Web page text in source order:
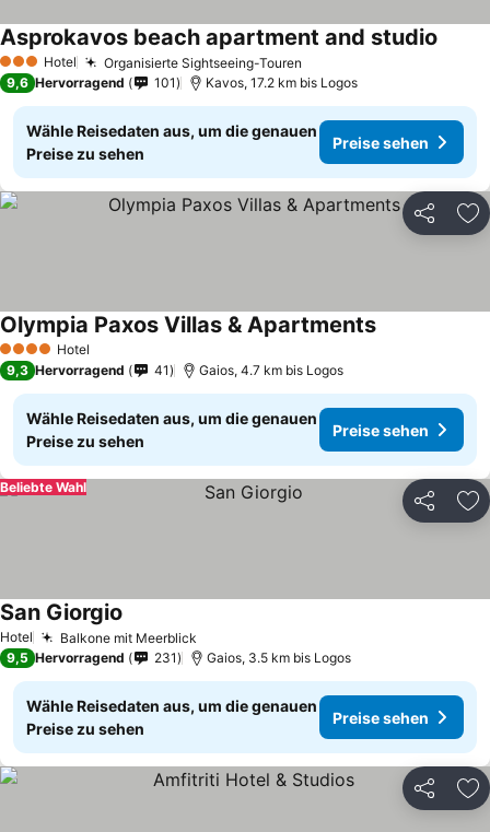
3 SterneHotel Organisierte Sightseeing-Touren
Asprokavos beach apartment and studio
9,6 Hervorragend 101 Kavos, 17.2 km bis Logos
Wähle Reisedaten aus, um die genauen
Preise zu sehen
Preise sehen
Teilen
4 Sterne Hotel
Olympia Paxos Villas & Apartments
9,3 Hervorragend 41 Gaios, 4.7 km bis Logos
Wähle Reisedaten aus, um die genauen
Preise zu sehen
Preise sehen
Teilen
Beliebte Wahl
Hotel Balkone mit Meerblick
San Giorgio
9,5 Hervorragend 231 Gaios, 3.5 km bis Logos
Wähle Reisedaten aus, um die genauen
Preise zu sehen
Preise sehen
Teilen